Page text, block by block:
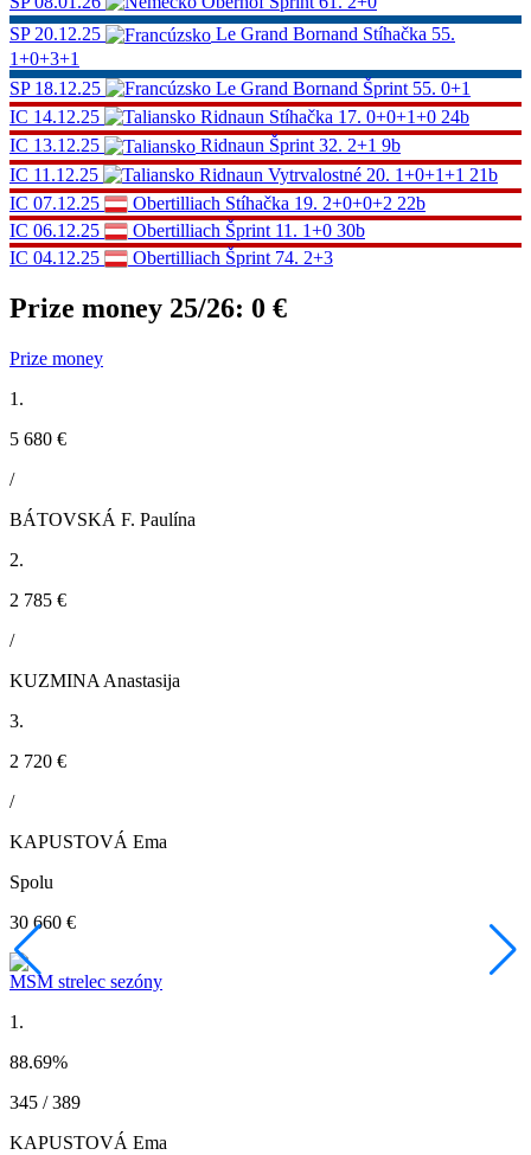
SP 20.12.25 Le Grand Bornand Stíhačka 55.
1+0+3+1
SP 18.12.25 Le Grand Bornand Šprint 55. 0+1
IC 14.12.25 Ridnaun Stíhačka 17. 0+0+1+0 24b
IC 13.12.25 Ridnaun Šprint 32. 2+1 9b
IC 11.12.25 Ridnaun Vytrvalostné 20. 1+0+1+1 21b
IC 07.12.25 Obertilliach Stíhačka 19. 2+0+0+2 22b
IC 06.12.25 Obertilliach Šprint 11. 1+0 30b
IC 04.12.25 Obertilliach Šprint 74. 2+3
Prize money 25/26: 0 €
Prize money
1.
5 680 €
/
BÁTOVSKÁ F. Paulína
2.
2 785 €
/
KUZMINA Anastasija
3.
2 720 €
/
KAPUSTOVÁ Ema
Spolu
30 660 €
MSM strelec sezóny
1.
88.69%
345 / 389
KAPUSTOVÁ Ema